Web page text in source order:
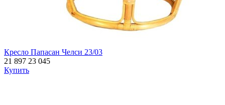
Кресло Папасан Челси 23/03
21 897 23 045
Купить